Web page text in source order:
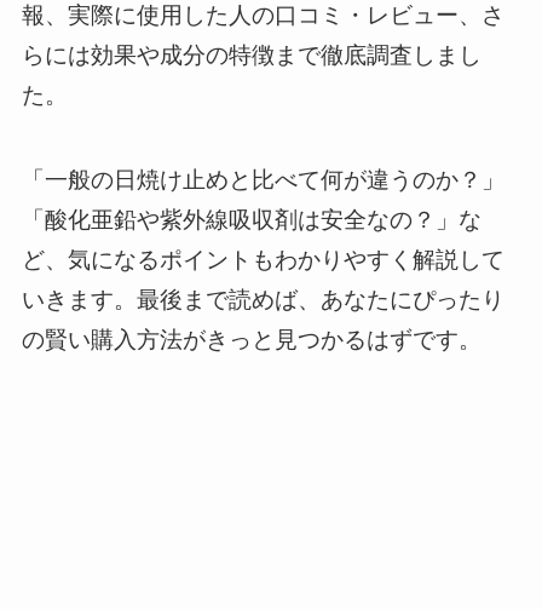
報、実際に使用した人の口コミ・レビュー、さ
らには効果や成分の特徴まで徹底調査しまし
た。
「一般の日焼け止めと比べて何が違うのか？」
「酸化亜鉛や紫外線吸収剤は安全なの？」な
ど、気になるポイントもわかりやすく解説して
いきます。最後まで読めば、あなたにぴったり
の賢い購入方法がきっと見つかるはずです。